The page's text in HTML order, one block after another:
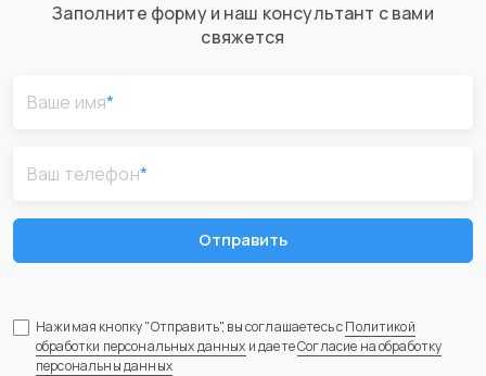
Заполните форму и наш консультант с вами
свяжется
Ваше имя*
Ваш телефон*
Отправить
Нажимая кнопку "Отправить", вы соглашаетесь сПолитикой
обработки персональных данных и даетеСогласие на обработку
персональны данных